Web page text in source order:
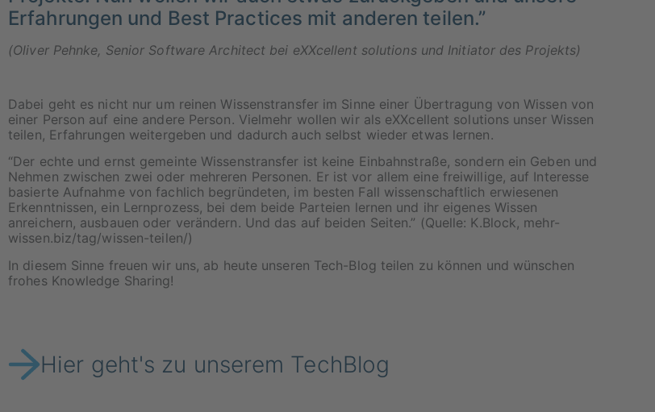
Erfahrungen und Best Practices mit anderen teilen.”
(Oliver Pehnke, Senior Software Architect bei eXXcellent solutions und Initiator des Projekts)
Dabei geht es nicht nur um reinen Wissenstransfer im Sinne einer Übertragung von Wissen von
einer Person auf eine andere Person. Vielmehr wollen wir als eXXcellent solutions unser Wissen
teilen, Erfahrungen weitergeben und dadurch auch selbst wieder etwas lernen.
“Der echte und ernst gemeinte Wissenstransfer ist keine Einbahnstraße, sondern ein Geben und
Nehmen zwischen zwei oder mehreren Personen. Er ist vor allem eine freiwillige, auf Interesse
basierte Aufnahme von fachlich begründeten, im besten Fall wissenschaftlich erwiesenen
Erkenntnissen, ein Lernprozess, bei dem beide Parteien lernen und ihr eigenes Wissen
anreichern, ausbauen oder verändern. Und das auf beiden Seiten.” (Quelle: K.Block, mehr-
wissen.biz/tag/wissen-teilen/)
In diesem Sinne freuen wir uns, ab heute unseren Tech-Blog teilen zu können und wünschen
frohes Knowledge Sharing!
Hier geht's zu unserem TechBlog